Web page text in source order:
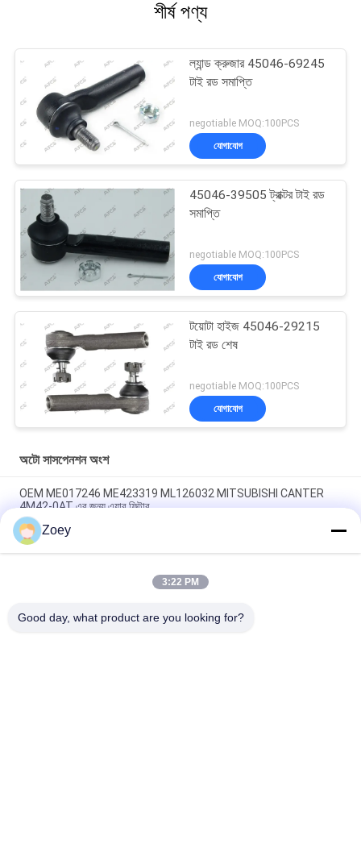
শীর্ষ পণ্য
ল্যান্ড ক্রুজার 45046-69245
টাই রড সমাপ্তি
negotiable MOQ:100PCS
যোগাযোগ
45046-39505 ট্রাক্টর টাই রড
সমাপ্তি
negotiable MOQ:100PCS
যোগাযোগ
টয়োটা হাইজ 45046-29215
টাই রড শেষ
negotiable MOQ:100PCS
যোগাযোগ
অটো সাসপেনশন অংশ
OEM ME017246 ME423319 ML126032 MITSUBISHI CANTER
4M42-0AT এর জন্য এয়ার ফিল্টার
OEM MB120298 MB120476 MITSUBISHI CANTER 4D31T এর জন্য
বায়ু ফিল্টার
AB31-3084-AD AB31-3091-AD ফোর্ড রেঞ্জার (TKE) ২.২ এর জন্য কন্ট্রোল
Zoey
3:22 PM
Good day, what product are you looking for?